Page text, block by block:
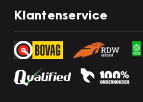
Klantenservice